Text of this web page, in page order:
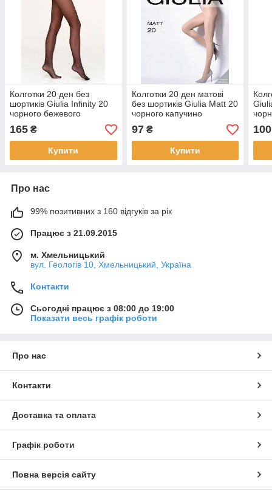
Колготки 20 ден без
шортиків Giulia Infinity 20
чорного бежевого
капучино кольорів розміри
2 3 4 5
165 ₴
Купити
Колготки 20 ден матові
без шортиків Giulia Matt 20
чорного капучино
бежевого кольорів розміри
2 3 4 5
97₴
Купити
100
Про нас
99% позитивних з 160 відгуків за рік
Працює з 21.09.2015
м. Хмельницький
вул. Геологів 10, Хмельницький, Україна
Контакти
Сьогодні працює з 08:00 до 19:00
Показати весь графік роботи
Про нас
Контакти
Доставка та оплата
Графік роботи
Повна версія сайту